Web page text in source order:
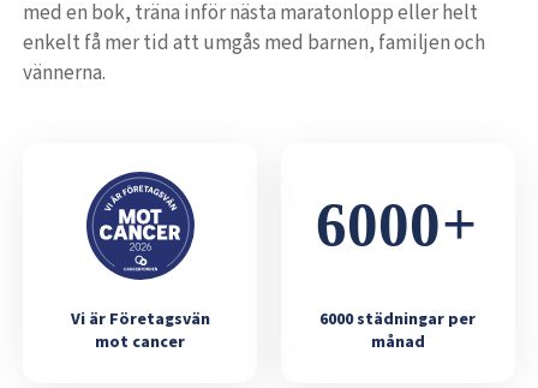
med en bok, träna inför nästa maratonlopp eller helt
enkelt få mer tid att umgås med barnen, familjen och
vännerna.
Vi är Företagsvän
mot cancer
6000 städningar per
månad